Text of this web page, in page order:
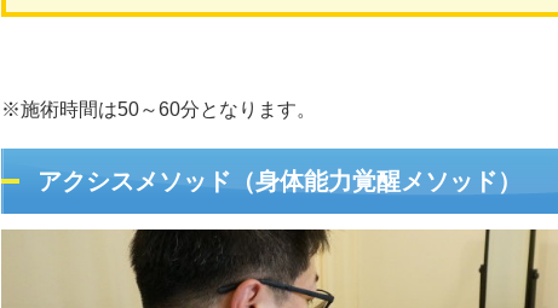
※施術時間は50～60分となります。
アクシスメソッド（身体能力覚醒メソッド）